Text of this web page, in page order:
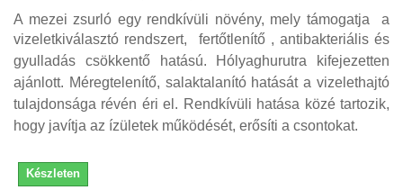
A mezei zsurló egy rendkívüli növény, mely támogatja
a
vizeletkiválasztó rendszert, fertőtlenítő , antibakteriális és
gyulladás csökkentő hatású. Hólyaghurutra kifejezetten
ajánlott. Méregtelenítő, salaktalanító hatását a vizelethajtó
tulajdonsága révén éri el. Rendkívüli hatása közé tartozik,
hogy javítja az ízületek működését, erősíti a csontokat.
Készleten